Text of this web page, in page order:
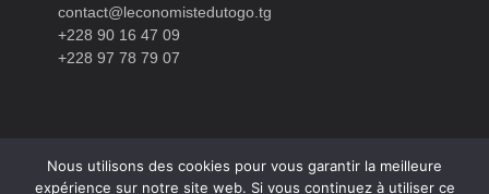
contact@leconomistedutogo.tg
+228 90 16 47 09
+228 97 78 79 07
Nous utilisons des cookies pour vous garantir la meilleure
expérience sur notre site web. Si vous continuez à utiliser ce